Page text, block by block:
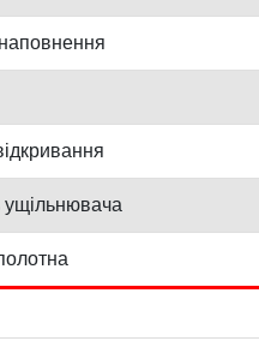
ущільнювача